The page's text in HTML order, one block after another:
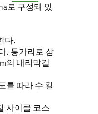
로 구성돼 있
다.
. 통가리로 삼
의 내리막길
를 따라 수 킬
사이클 코스